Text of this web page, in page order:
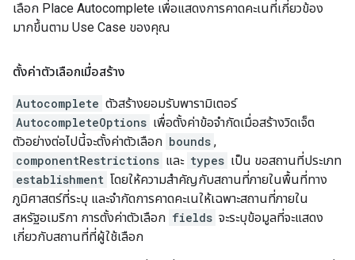
เลือก Place Autocomplete เพื่อแสดงการคาดคะเนที่เกี่ยวข้อง
มากขึ้นตาม Use Case ของคุณ
ตั้งค่าตัวเลือกเมื่อสร้าง
Autocomplete ตัวสร้างยอมรับพารามิเตอร์
AutocompleteOptions เพื่อตั้งค่าข้อจำกัดเมื่อสร้างวิดเจ็ต
ตัวอย่างต่อไปนี้จะตั้งค่าตัวเลือก bounds ,
componentRestrictions และ types เป็น ขอสถานที่ประเภท
establishment โดยให้ความสำคัญกับสถานที่ภายในพื้นที่ทาง
ภูมิศาสตร์ที่ระบุ และจำกัดการคาดคะเนให้เฉพาะสถานที่ภายใน
สหรัฐอเมริกา การตั้งค่าตัวเลือก fields จะระบุข้อมูลที่จะแสดง
เกี่ยวกับสถานที่ที่ผู้ใช้เลือก